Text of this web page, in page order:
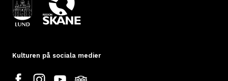
Kulturen på sociala medier